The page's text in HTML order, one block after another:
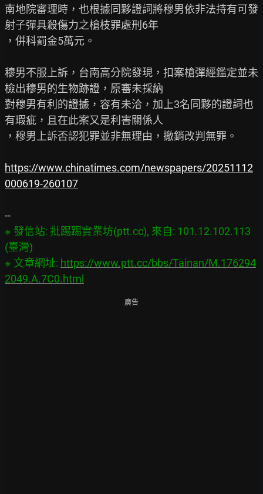
南地院審理時，也根據同夥證詞將穆男依非法持有可發
射子彈具殺傷力之槍枝罪處刑6年
，併科罰金5萬元。
穆男不服上訴，台南高分院發現，扣案槍彈經鑑定並未
檢出穆男的生物跡證，原審未採納
對穆男有利的證據，容有未洽，加上3名同夥的證詞也
有瑕疵，且在此案又是利害關係人
，穆男上訴否認犯罪並非無理由，撤銷改判無罪。
https://www.chinatimes.com/newspapers/20251112
000619-260107
※ 發信站: 批踢踢實業坊(ptt.cc), 來自: 101.12.102.113
(臺灣)
※ 文章網址: https://www.ptt.cc/bbs/Tainan/M.176294
2049.A.7C0.html
廣告